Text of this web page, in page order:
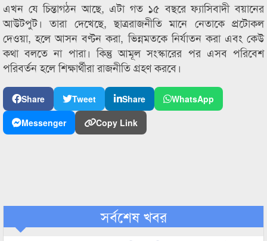
এখন যে চিন্তাগঠন আছে, এটা গত ১৫ বছরে ফ্যাসিবাদী বয়ানের
আউটপুট। তারা দেখেছে, ছাত্ররাজনীতি মানে নেতাকে প্রটোকল
দেওয়া, হলে আসন বণ্টন করা, ভিন্নমতকে নির্যাতন করা এবং কেউ
কথা বলতে না পারা। কিন্তু আমূল সংস্কারের পর এসব পরিবেশ
পরিবর্তন হলে শিক্ষার্থীরা রাজনীতি গ্রহণ করবে।
Share Tweet Share
WhatsApp
Messenger
Copy Link
সর্বশেষ খবর